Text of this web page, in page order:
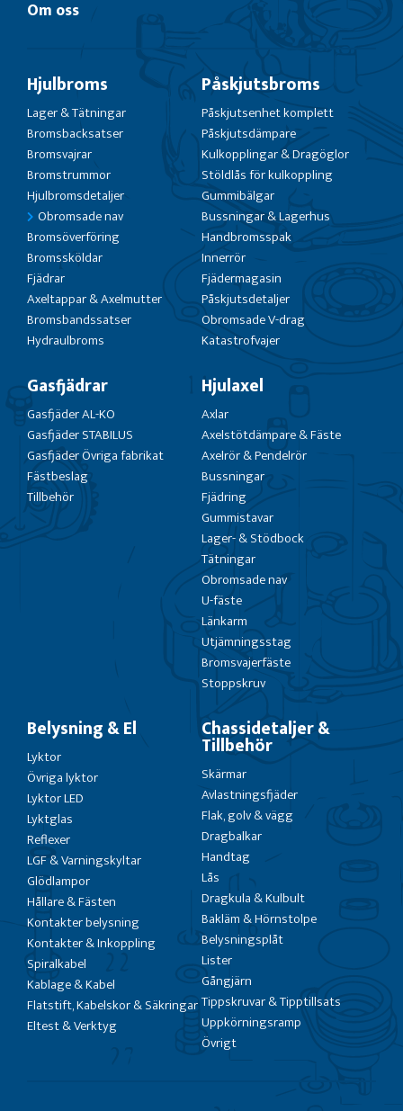
Om oss
Hjulbroms
Lager & Tätningar
Bromsbacksatser
Bromsvajrar
Bromstrummor
Hjulbromsdetaljer
Obromsade nav
Bromsöverföring
Bromssköldar
Fjädrar
Axeltappar & Axelmutter
Bromsbandssatser
Hydraulbroms
Påskjutsbroms
Påskjutsenhet komplett
Påskjutsdämpare
Kulkopplingar & Dragöglor
Stöldlås för kulkoppling
Gummibälgar
Bussningar & Lagerhus
Handbromsspak
Innerrör
Fjädermagasin
Påskjutsdetaljer
Obromsade V-drag
Katastrofvajer
Gasfjädrar
Gasfjäder AL-KO
Gasfjäder STABILUS
Gasfjäder Övriga fabrikat
Fästbeslag
Tillbehör
Hjulaxel
Axlar
Axelstötdämpare & Fäste
Axelrör & Pendelrör
Bussningar
Fjädring
Gummistavar
Lager- & Stödbock
Tätningar
Obromsade nav
U-fäste
Länkarm
Utjämningsstag
Bromsvajerfäste
Stoppskruv
Belysning & El
Lyktor
Övriga lyktor
Lyktor LED
Lyktglas
Reflexer
LGF & Varningskyltar
Glödlampor
Hållare & Fästen
Kontakter belysning
Kontakter & Inkoppling
Spiralkabel
Kablage & Kabel
Flatstift, Kabelskor & Säkringar
Eltest & Verktyg
Chassidetaljer &
Tillbehör
Skärmar
Avlastningsfjäder
Flak, golv & vägg
Dragbalkar
Handtag
Lås
Dragkula & Kulbult
Bakläm & Hörnstolpe
Belysningsplåt
Lister
Gångjärn
Tippskruvar & Tipptillsats
Uppkörningsramp
Övrigt